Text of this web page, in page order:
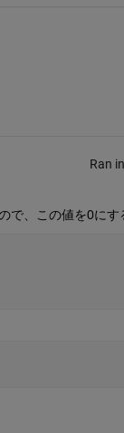
Ran
、この値を0にす